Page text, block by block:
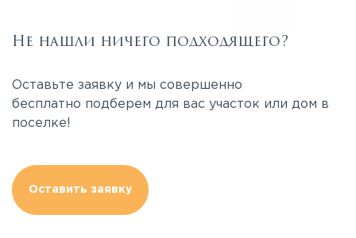
Не нашли ничего подходящего?
Оставьте заявку и мы совершенно
бесплатно подберем для вас участок или дом в
поселке!
Оставить заявку